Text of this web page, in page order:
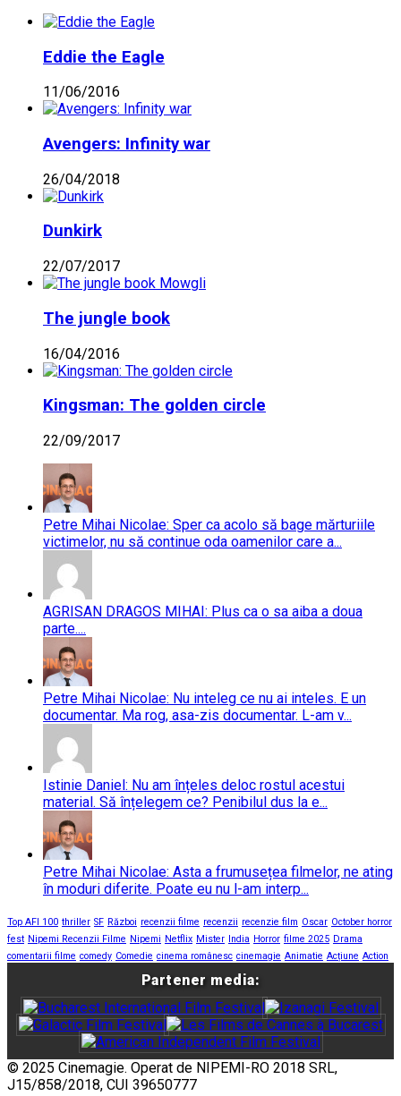
Eddie the Eagle
11/06/2016
Avengers: Infinity war
26/04/2018
Dunkirk
22/07/2017
The jungle book
16/04/2016
Kingsman: The golden circle
22/09/2017
Petre Mihai Nicolae: Sper ca acolo să bage mărturiile
victimelor, nu să continue oda oamenilor care a...
AGRISAN DRAGOS MIHAI: Plus ca o sa aiba a doua
parte....
Petre Mihai Nicolae: Nu inteleg ce nu ai inteles. E un
documentar. Ma rog, asa-zis documentar. L-am v...
Istinie Daniel: Nu am înțeles deloc rostul acestui
material. Să înțelegem ce? Penibilul dus la e...
Petre Mihai Nicolae: Asta a frumusețea filmelor, ne ating
în moduri diferite. Poate eu nu l-am interp...
Top AFI 100 thriller SF Război recenzii filme recenzii recenzie film Oscar October horror
fest Nipemi Recenzii Filme Nipemi Netflix Mister India Horror filme 2025 Drama
comentarii filme comedy Comedie cinema românesc cinemagie Animatie Acțiune Action
Partener media:
© 2025 Cinemagie. Operat de NIPEMI-RO 2018 SRL,
J15/858/2018, CUI 39650777